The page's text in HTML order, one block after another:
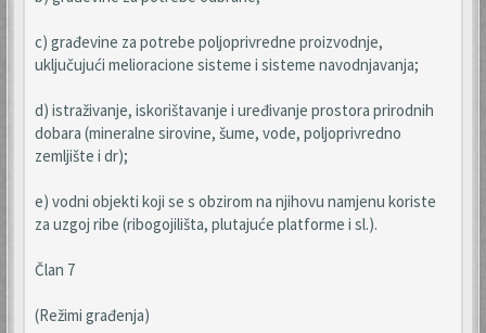
c) građevine za potrebe poljoprivredne proizvodnje,
uključujući melioracione sisteme i sisteme navodnjavanja;
d) istraživanje, iskorištavanje i uređivanje prostora prirodnih
dobara (mineralne sirovine, šume, vode, poljoprivredno
zemljište i dr);
e) vodni objekti koji se s obzirom na njihovu namjenu koriste
za uzgoj ribe (ribogojilišta, plutajuće platforme i sl.).
Član 7
(Režimi građenja)